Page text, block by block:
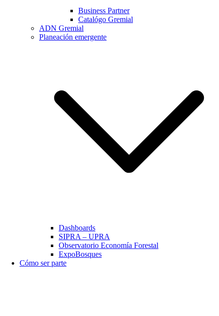
Business Partner
Catalógo Gremial
ADN Gremial
Planeación emergente
Dashboards
SIPRA – UPRA
Observatorio Economía Forestal
ExpoBosques
Cómo ser parte